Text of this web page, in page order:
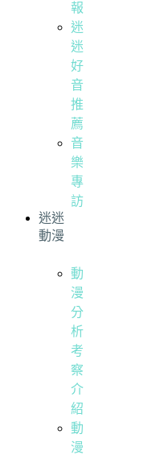
報
迷
迷
好
音
推
薦
音
樂
專
訪
迷迷
動漫
動
漫
分
析
考
察
介
紹
動
漫